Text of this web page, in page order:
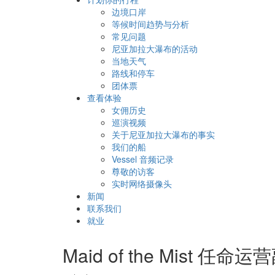
边境口岸
等候时间趋势与分析
常见问题
尼亚加拉大瀑布的活动
当地天气
路线和停车
团体票
查看体验
女佣历史
巡演视频
关于尼亚加拉大瀑布的事实
我们的船
Vessel 音频记录
尊敬的访客
实时网络摄像头
新闻
联系我们
就业
Maid of the Mist 任命运